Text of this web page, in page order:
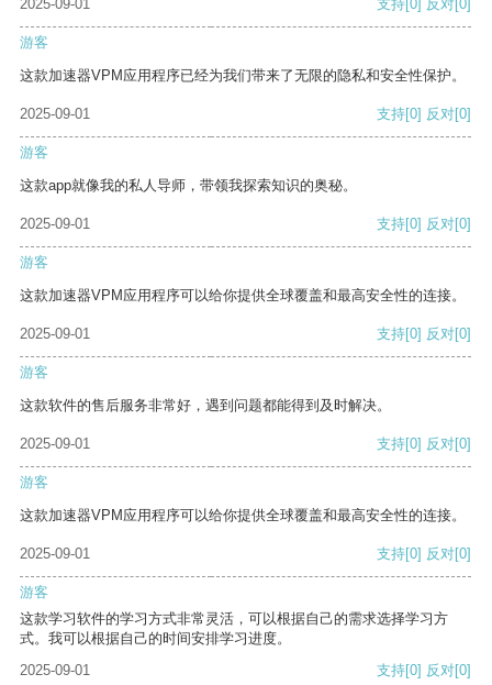
2025-09-01 支持[0] 反对[0]
游客
这款加速器VPM应用程序已经为我们带来了无限的隐私和安全性保护。
2025-09-01 支持[0] 反对[0]
游客
这款app就像我的私人导师，带领我探索知识的奥秘。
2025-09-01 支持[0] 反对[0]
游客
这款加速器VPM应用程序可以给你提供全球覆盖和最高安全性的连接。
2025-09-01 支持[0] 反对[0]
游客
这款软件的售后服务非常好，遇到问题都能得到及时解决。
2025-09-01 支持[0] 反对[0]
游客
这款加速器VPM应用程序可以给你提供全球覆盖和最高安全性的连接。
2025-09-01 支持[0] 反对[0]
游客
这款学习软件的学习方式非常灵活，可以根据自己的需求选择学习方
式。我可以根据自己的时间安排学习进度。
2025-09-01
支持[0] 反对[0]